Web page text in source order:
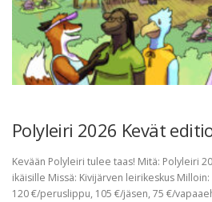
Polyleiri 2026 Kevät
Kevään Polyleiri tulee taas! Mitä: Polyleiri
ikäisille Missä: Kivijärven leirikeskus
120 €/peruslippu, 105 €/jäsen, 75 €/